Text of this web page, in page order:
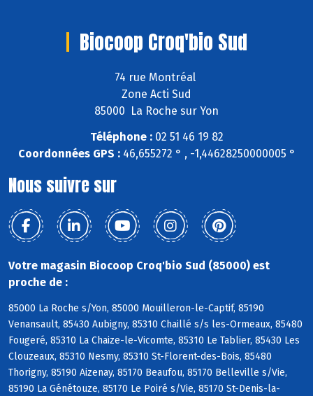
Biocoop Croq'bio Sud
74 rue Montréal
Zone Acti Sud
85000 La Roche sur Yon
Téléphone :02 51 46 19 82
Coordonnées GPS :46,655272 ° , -1,44628250000005 °
Nous suivre sur
Votre magasin Biocoop Croq'bio Sud (85000) est
proche de :
85000 La Roche s/Yon, 85000 Mouilleron-le-Captif, 85190
Venansault, 85430 Aubigny, 85310 Chaillé s/s les-Ormeaux, 85480
Fougeré, 85310 La Chaize-le-Vicomte, 85310 Le Tablier, 85430 Les
Clouzeaux, 85310 Nesmy, 85310 St-Florent-des-Bois, 85480
Thorigny, 85190 Aizenay, 85170 Beaufou, 85170 Belleville s/Vie,
85190 La Génétouze, 85170 Le Poiré s/Vie, 85170 St-Denis-la-